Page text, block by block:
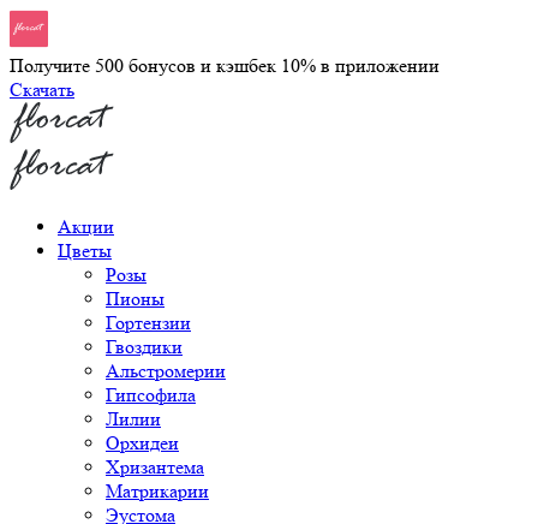
Получите 500 бонусов и кэшбек 10% в приложении
Скачать
Акции
Цветы
Розы
Пионы
Гортензии
Гвоздики
Альстромерии
Гипсофила
Лилии
Орхидеи
Хризантема
Матрикарии
Эустома